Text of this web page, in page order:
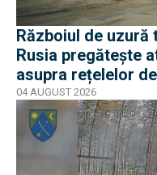
Războiul de uzură
Rusia pregătește
asupra rețelelor
04 AUGUST 2026